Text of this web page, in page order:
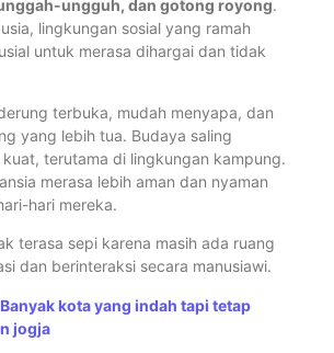
ungguh, dan gotong royong.
lingkungan sosial yang ramah
untuk merasa dihargai dan tidak
terbuka, mudah menyapa, dan
yang lebih tua. Budaya saling
kuat, terutama di lingkungan kampung.
merasa lebih aman dan nyaman
hari mereka.
terasa sepi karena masih ada ruang
dan berinteraksi secara manusiawi.
Banyak kota yang indah tapi tetap
jogja